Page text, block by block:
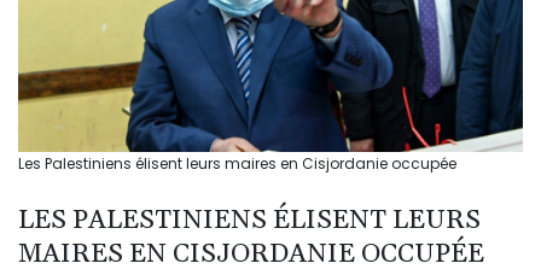
Les Palestiniens élisent leurs maires en Cisjordanie occupée
LES PALESTINIENS ÉLISENT LEURS
MAIRES EN CISJORDANIE OCCUPÉE